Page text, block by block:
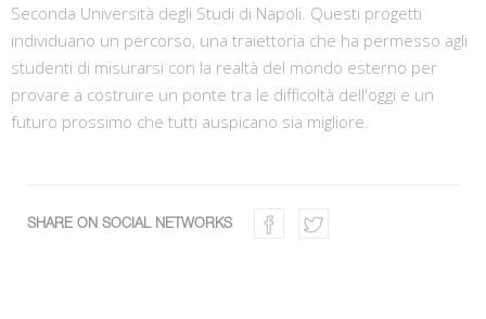
Seconda Università degli Studi di Napoli. Questi progetti
individuano un percorso, una traiettoria che ha permesso agli
studenti di misurarsi con la realtà del mondo esterno per
provare a costruire un ponte tra le difficoltà dell'oggi e un
futuro prossimo che tutti auspicano sia migliore.
SHARE ON SOCIAL NETWORKS